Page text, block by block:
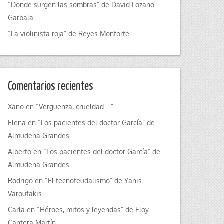
“Donde surgen las sombras” de David Lozano
Garbala.
“La violinista roja” de Reyes Monforte.
Comentarios recientes
Xano en “Vergüenza, crueldad…”.
Elena en “Los pacientes del doctor García” de
Almudena Grandes.
Alberto en “Los pacientes del doctor García” de
Almudena Grandes.
Rodrigo en “El tecnofeudalismo” de Yanis
Varoufakis.
Carla en “Héroes, mitos y leyendas” de Eloy